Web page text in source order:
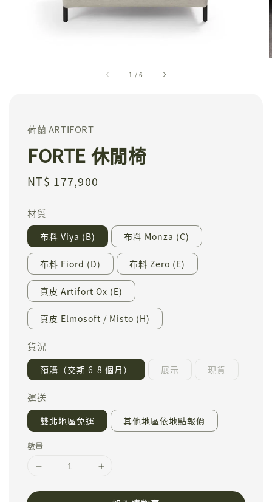
1 /6
荷蘭 ARTIFORT
FORTE 休閒椅
Regular
NT$ 177,900
材質
布料 Viya (B) 布料 Monza (C)
布料 Fiord (D) 布料 Zero (E)
真皮 Artifort Ox (E)
真皮 Elmosoft / Misto (H)
貨況
預購（交期 6-8 個月） 展示 現貨
運送
雙北地區免運 其他地區依地點報價
數量